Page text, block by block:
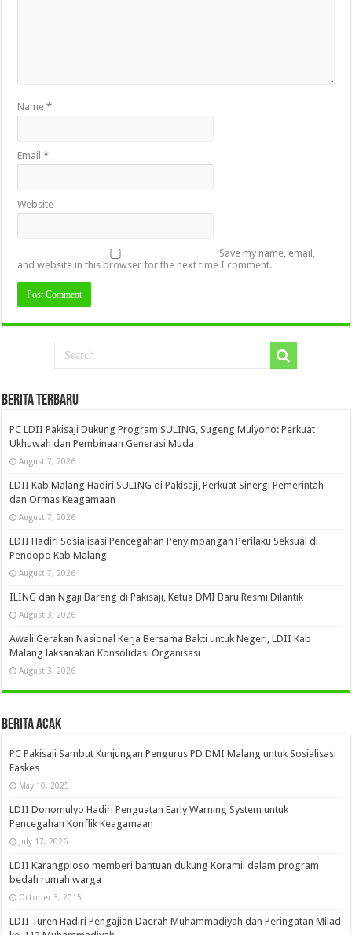
Name*
Email*
Website
Save my name, email,
and website in this browser for the next time I comment.
Berita Terbaru
PC LDII Pakisaji Dukung Program SULING, Sugeng Mulyono: Perkuat
Ukhuwah dan Pembinaan Generasi Muda
August 7, 2026
LDII Kab Malang Hadiri SULING di Pakisaji, Perkuat Sinergi Pemerintah
dan Ormas Keagamaan
August 7, 2026
LDII Hadiri Sosialisasi Pencegahan Penyimpangan Perilaku Seksual di
Pendopo Kab Malang
August 7, 2026
ILING dan Ngaji Bareng di Pakisaji, Ketua DMI Baru Resmi Dilantik
August 3, 2026
Awali Gerakan Nasional Kerja Bersama Bakti untuk Negeri, LDII Kab
Malang laksanakan Konsolidasi Organisasi
August 3, 2026
Berita Acak
PC Pakisaji Sambut Kunjungan Pengurus PD DMI Malang untuk Sosialisasi
Faskes
May 10, 2025
LDII Donomulyo Hadiri Penguatan Early Warning System untuk
Pencegahan Konflik Keagamaan
July 17, 2026
LDII Karangploso memberi bantuan dukung Koramil dalam program
bedah rumah warga
October 3, 2015
LDII Turen Hadiri Pengajian Daerah Muhammadiyah dan Peringatan Milad